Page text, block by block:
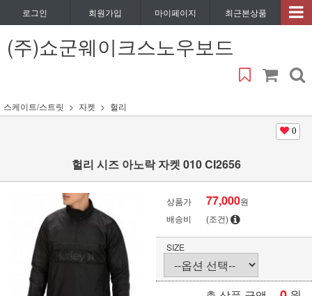
로그인 회원가입 마이페이지 최근본상품
(주)쇼군웨이크스노우보드
스케이트/스트릿 자켓 헐리
0
헐리 시즈 아노락 자켓 010 CI2656
상품가 77,000원
배송비
(조건)
SIZE